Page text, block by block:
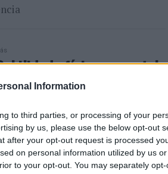
Information
to third parties, or processing of your
by us, please use the below opt-out
after your opt-out request is processed
on personal information utilized by us
to your opt-out. You may separately
física e mental
de arsenal
detidos por roubo na